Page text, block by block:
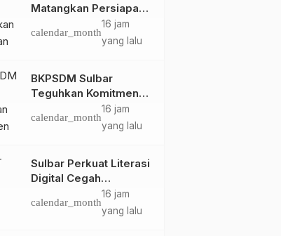
Matangkan Persiapan
HUT Ke-81 RI, Puncak
Upacara di Lapangan
calendar_month
16 jam
yang lalu
BKPSDM Sulbar
Teguhkan Komitmen
Pengembangan
Kompetensi ASN
Perjanjian Tugas
Belajar 2026
calendar_month
16 jam
yang lalu
Sulbar Perkuat Literasi
Digital Cegah
Kejahatan Love
Scamming
calendar_month
16 jam
yang lalu